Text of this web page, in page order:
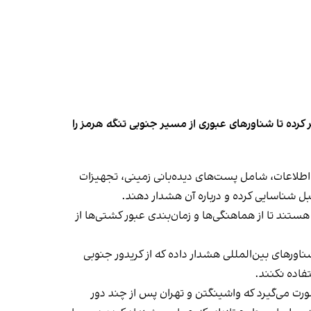
تا شناورهای عبوری از مسیر جنوبی تنگه هرمز را
شامل پست‌های دیده‌بانی زمینی، تجهیزات
شناسایی کرده و درباره آن هشدار دهند.
تا از هماهنگی‌ها و زمان‌بندی عبور کشتی‌ها از
بین‌المللی هشدار داده که از کریدور جنوبی
نکنند.
می‌گیرد که واشینگتن و تهران پس از چند دور